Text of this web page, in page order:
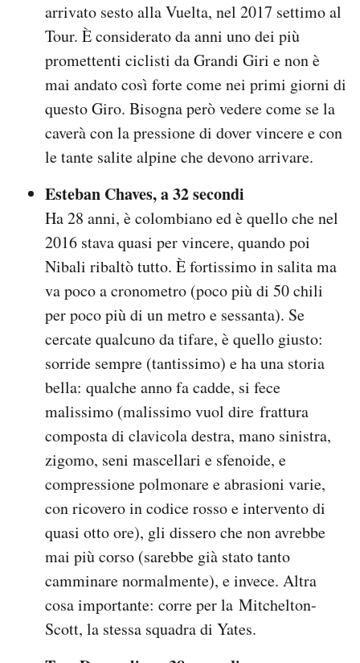
arrivato sesto alla Vuelta, nel 2017 settimo al
Tour. È considerato da anni uno dei più
promettenti ciclisti da Grandi Giri e non è
mai andato così forte come nei primi giorni di
questo Giro. Bisogna però vedere come se la
caverà con la pressione di dover vincere e con
le tante salite alpine che devono arrivare.
Esteban Chaves, a 32 secondi
Ha 28 anni, è colombiano ed è quello che nel
2016 stava quasi per vincere, quando poi
Nibali ribaltò tutto. È fortissimo in salita ma
va poco a cronometro (poco più di 50 chili
per poco più di un metro e sessanta). Se
cercate qualcuno da tifare, è quello giusto:
sorride sempre (tantissimo) e ha una storia
bella: qualche anno fa cadde, si fece
malissimo (malissimo vuol dire frattura
composta di clavicola destra, mano sinistra,
zigomo, seni mascellari e sfenoide, e
compressione polmonare e abrasioni varie,
con ricovero in codice rosso e intervento di
quasi otto ore), gli dissero che non avrebbe
mai più corso (sarebbe già stato tanto
camminare normalmente), e invece. Altra
cosa importante: corre per la Mitchelton-
Scott, la stessa squadra di Yates.